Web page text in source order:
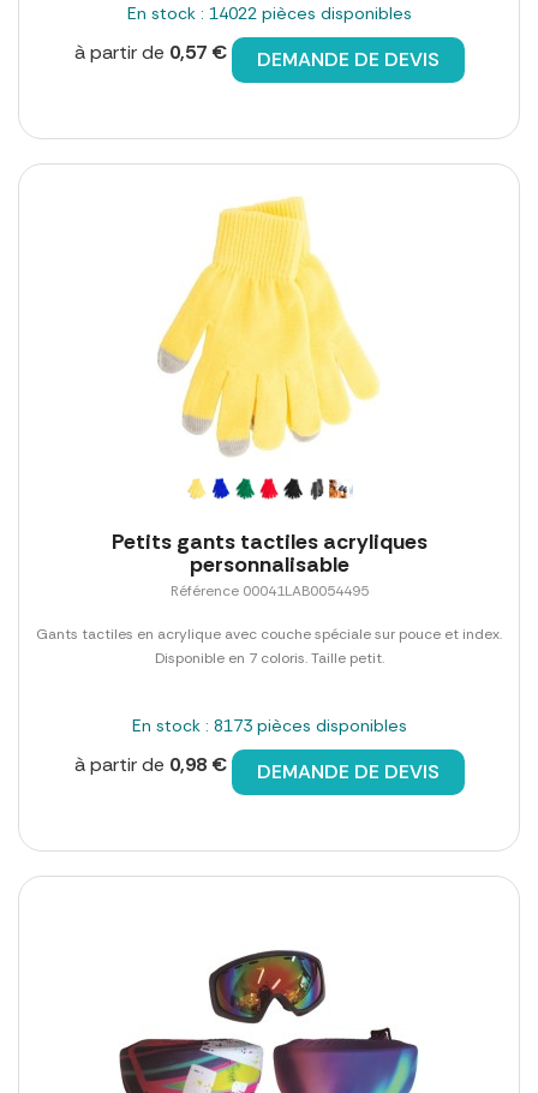
En stock : 14022 pièces disponibles
à partir de 0,57 € DEMANDE DE DEVIS
Petits gants tactiles acryliques
personnalisable
Référence 00041LAB0054495
Gants tactiles en acrylique avec couche spéciale sur pouce et index.
Disponible en 7 coloris. Taille petit.
En stock : 8173 pièces disponibles
à partir de 0,98 € DEMANDE DE DEVIS